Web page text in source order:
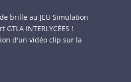
brille au JEU Simulation
INTERLYCÉES !
d'un vidéo clip sur la